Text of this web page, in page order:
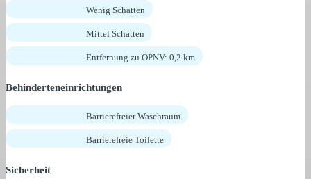
Wenig Schatten
Mittel Schatten
Entfernung zu ÖPNV: 0,2 km
Behinderteneinrichtungen
Barrierefreier Waschraum
Barrierefreie Toilette
Sicherheit